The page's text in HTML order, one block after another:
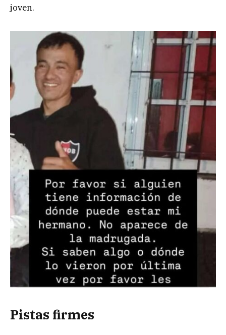
joven.
Pistas firmes